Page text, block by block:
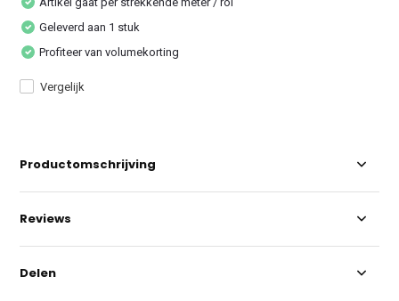
Geleverd aan 1 stuk
Profiteer van volumekorting
Vergelijk
Productomschrijving
Reviews
Delen